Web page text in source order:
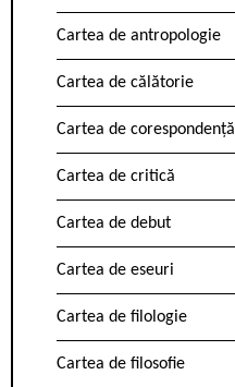
Cartea de antropologie
Cartea de călătorie
Cartea de corespondență
Cartea de critică
Cartea de debut
Cartea de eseuri
Cartea de filologie
Cartea de filosofie